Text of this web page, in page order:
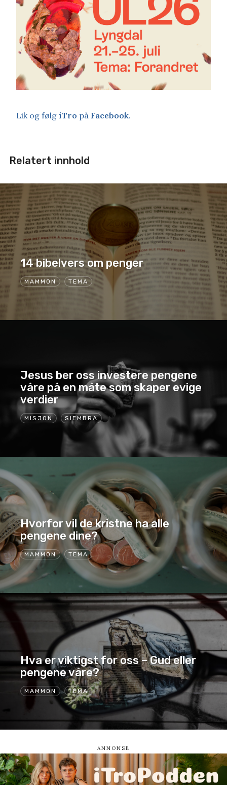
Lik og følg iTro på Facebook.
Relatert innhold
MAMMON TEMA
14 bibelvers om penger
MISJON SIEMBRA
Jesus ber oss investere pengene
våre på en måte som skaper evige
verdier
MAMMON TEMA
Hvorfor vil de kristne ha alle
pengene dine?
MAMMON TEMA
Hva er viktigst for oss – Gud eller
pengene våre?